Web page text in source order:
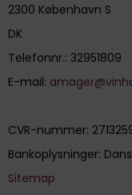
2300 København S
DK
Telefonnr.: 32951809
E-mail:
CVR-nummer:
Bankoplysninger:
Sitemap